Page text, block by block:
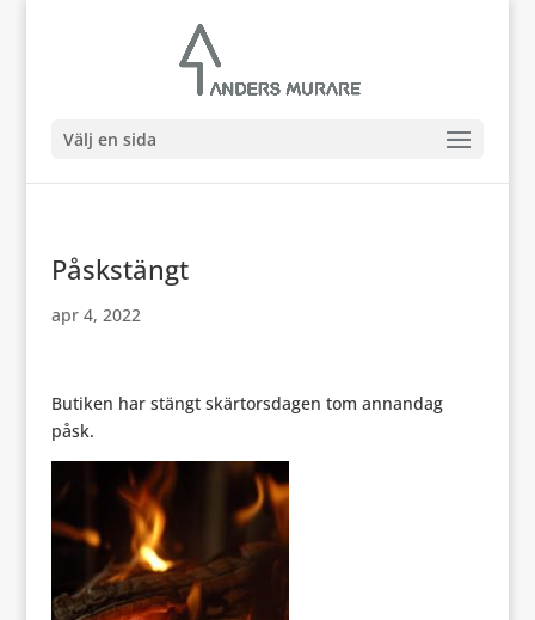
Välj en sida
Påskstängt
apr 4, 2022
Butiken har stängt skärtorsdagen tom annandag
påsk.